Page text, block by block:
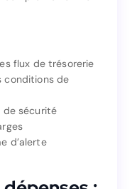
flux de trésorerie
conditions de
de sécurité
d’alerte
Les problèmes de
compromettant la
préventives :
de trésorerie
de
fournisseurs
de sécurité
de charges
d’alerte
automatisé